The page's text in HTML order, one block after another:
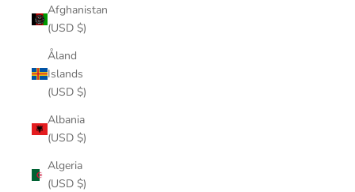
Afghanistan
(USD $)
Åland
Islands
(USD $)
Albania
(USD $)
Algeria
(USD $)